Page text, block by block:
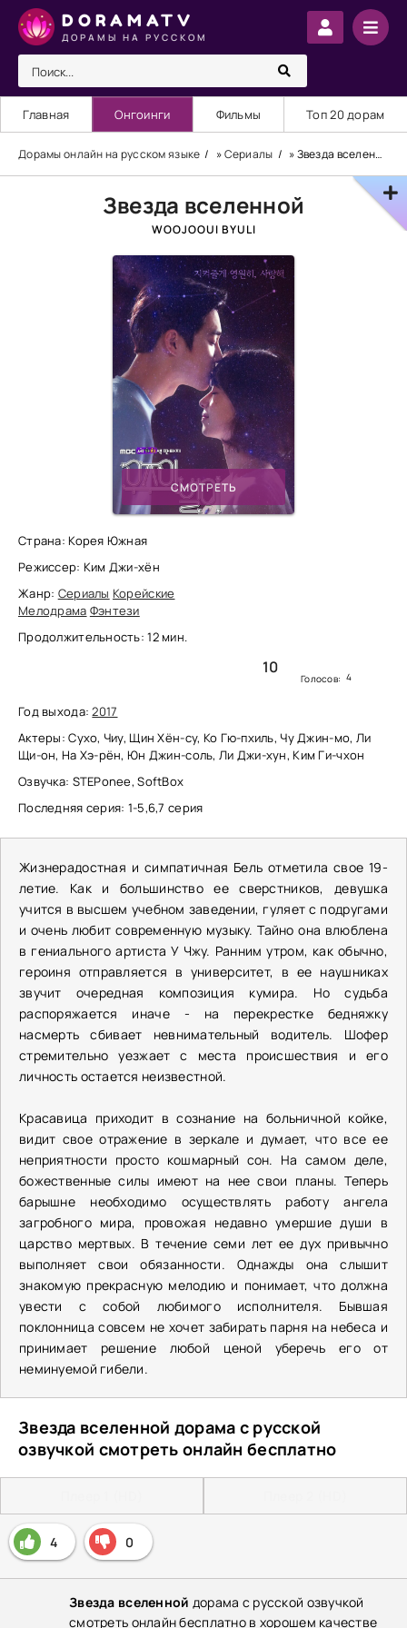
DORAMATV
ДОРАМЫ НА РУССКОМ
Главная Онгоинги Фильмы Топ 20 дорам
Дорамы онлайн на русском языке »Сериалы » Звезда вселенной
Звезда вселенной
WOOJOOUI BYULI
СМОТРЕТЬ
Страна: Корея Южная
Режиссер: Ким Джи-хён
Жанр: Сериалы Корейские
Мелодрама Фэнтези
Продолжительность: 12 мин.
10
Голосов: 4
Год выхода:2017
Актеры: Сухо, Чиу, Щин Хён-су, Ко Гю-пхиль, Чу Джин-мо, Ли
Щи-он, На Хэ-рён, Юн Джин-соль, Ли Джи-хун, Ким Ги-чхон
Озвучка: STEPonee, SoftBox
Последняя серия: 1-5,6,7 серия
Жизнерадостная и симпатичная Бель отметила свое 19-
летие. Как и большинство ее сверстников, девушка
учится в высшем учебном заведении, гуляет с подругами
и очень любит современную музыку. Тайно она влюблена
в гениального артиста У Чжу. Ранним утром, как обычно,
героиня отправляется в университет, в ее наушниках
звучит очередная композиция кумира. Но судьба
распоряжается иначе - на перекрестке бедняжку
насмерть сбивает невнимательный водитель. Шофер
стремительно уезжает с места происшествия и его
личность остается неизвестной.
Красавица приходит в сознание на больничной койке,
видит свое отражение в зеркале и думает, что все ее
неприятности просто кошмарный сон. На самом деле,
божественные силы имеют на нее свои планы. Теперь
барышне необходимо осуществлять работу ангела
загробного мира, провожая недавно умершие души в
царство мертвых. В течение семи лет ее дух привычно
выполняет свои обязанности. Однажды она слышит
знакомую прекрасную мелодию и понимает, что должна
увести с собой любимого исполнителя. Бывшая
поклонница совсем не хочет забирать парня на небеса и
принимает решение любой ценой уберечь его от
неминуемой гибели.
Звезда вселенной дорама с русской
озвучкой смотреть онлайн бесплатно
4 0
Звезда вселенной дорама с русской озвучкой
смотреть онлайн бесплатно в хорошем качестве